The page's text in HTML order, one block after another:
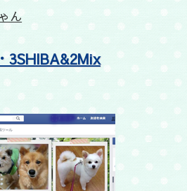
ん
3SHIBA&2Mix